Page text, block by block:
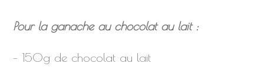
Pour la ganache au chocolat au lait :
– 150g de chocolat au lait